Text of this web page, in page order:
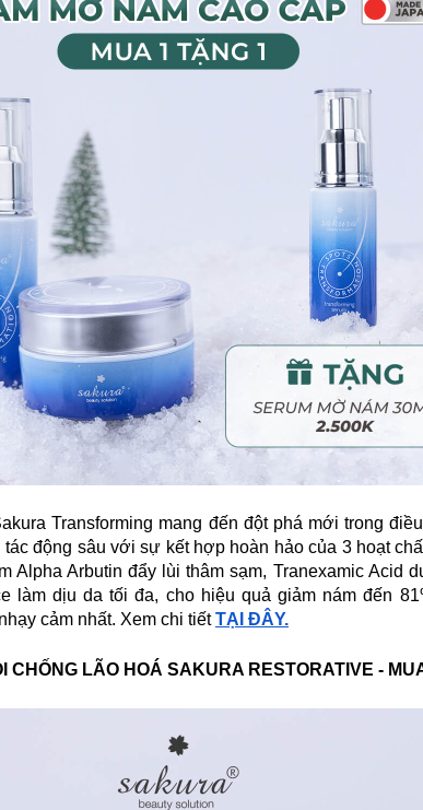
Transforming mang đến đột phá mới trong
tác động sâu với sự kết hợp hoàn hảo của 3 hoạt
Alpha Arbutin đẩy lùi thâm sạm, Tranexamic Acid
làm dịu da tối đa, cho hiệu quả giảm nám đến
cảm nhất. Xem chi tiếtTẠI ĐÂY.
CHỐNG LÃO HOÁ SAKURA RESTORATIVE -